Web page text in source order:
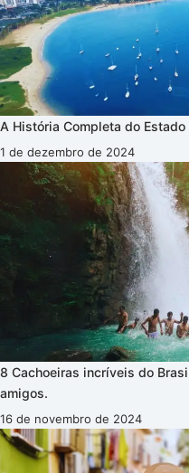
A História Completa do Estado
1 de dezembro de 2024
8 Cachoeiras incríveis do
amigos.
16 de novembro de 2024